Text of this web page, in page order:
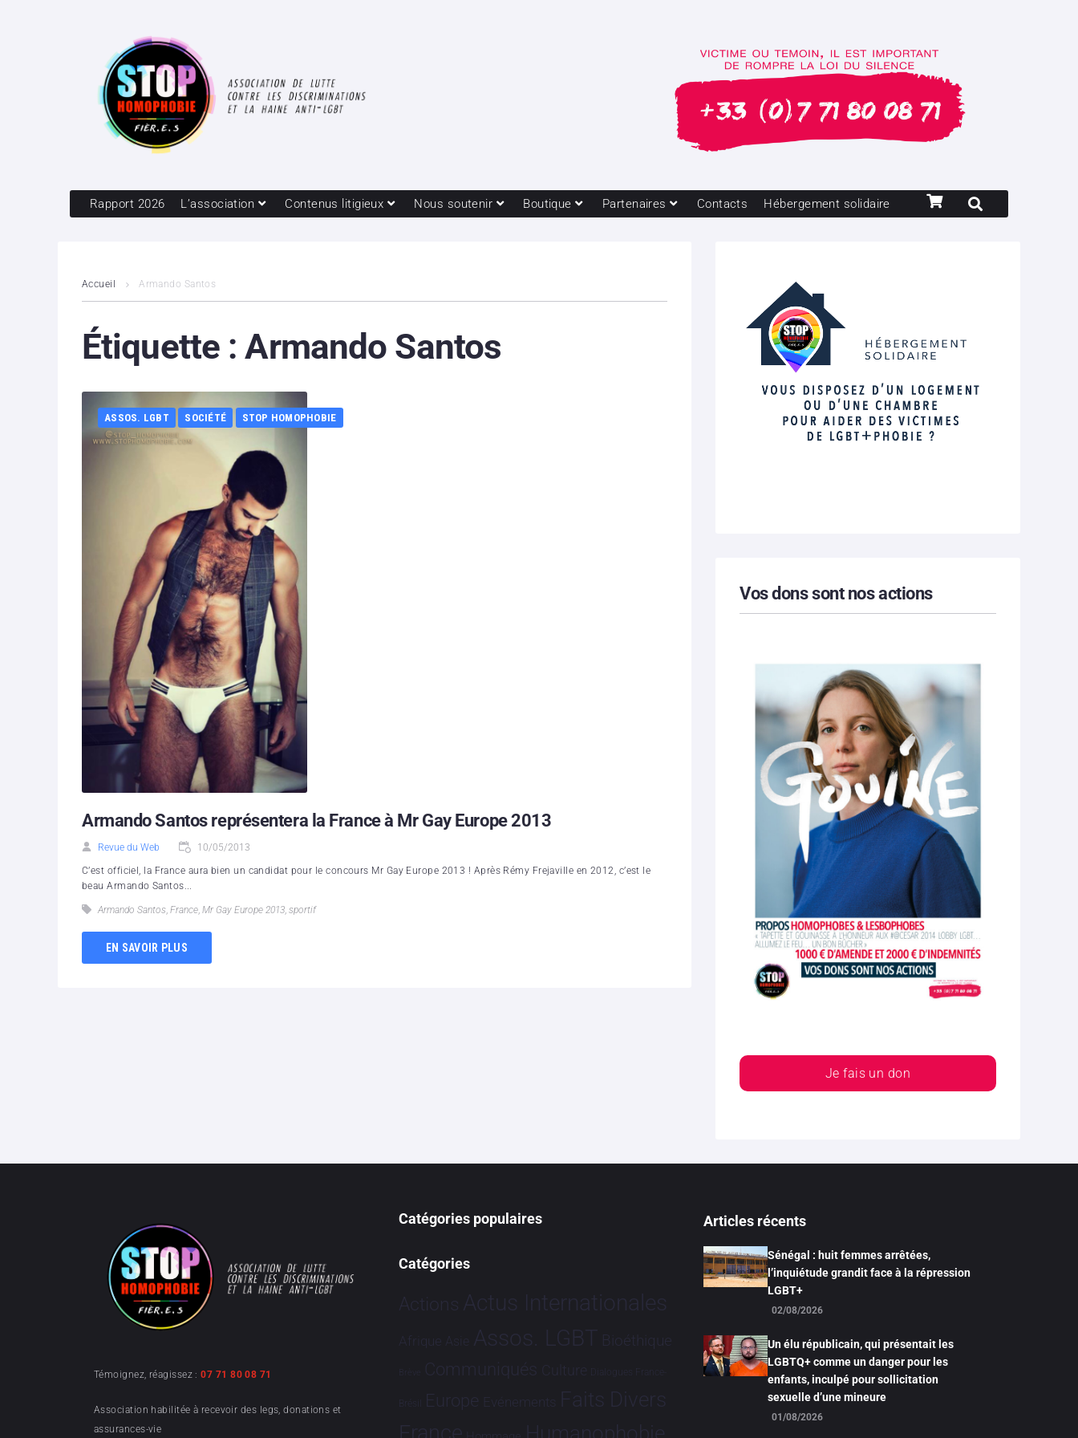
Rapport 2026 L’association Contenus litigieux Nous soutenir Boutique Partenaires Contacts Hébergement solidaire
Accueil Armando Santos
Étiquette :Armando Santos
ASSOS. LGBT SOCIÉTÉ STOP HOMOPHOBIE
Armando Santos représentera la France à Mr Gay Europe 2013
Revue du Web 10/05/2013
C’est officiel, la France aura bien un candidat pour le concours Mr Gay Europe 2013 ! Après Rémy Frejaville en 2012, c’est le
beau Armando Santos...
Armando Santos, France, Mr Gay Europe 2013, sportif
EN SAVOIR PLUS
Vos dons sont nos actions
Je fais un don
Témoignez, réagissez :07 71 80 08 71
Association habilitée à recevoir des legs, donations et
assurances-vie
Catégories populaires
Catégories
Actions Actus Internationales
Afrique Asie Assos. LGBT Bioéthique
Brève Communiqués Culture Dialogues France-
Brésil Europe Evénements Faits Divers
Humanophobie
Articles récents
Sénégal : huit femmes arrêtées,
l’inquiétude grandit face à la répression
LGBT+
02/08/2026
Un élu républicain, qui présentait les
LGBTQ+ comme un danger pour les
enfants, inculpé pour sollicitation
sexuelle d’une mineure
01/08/2026